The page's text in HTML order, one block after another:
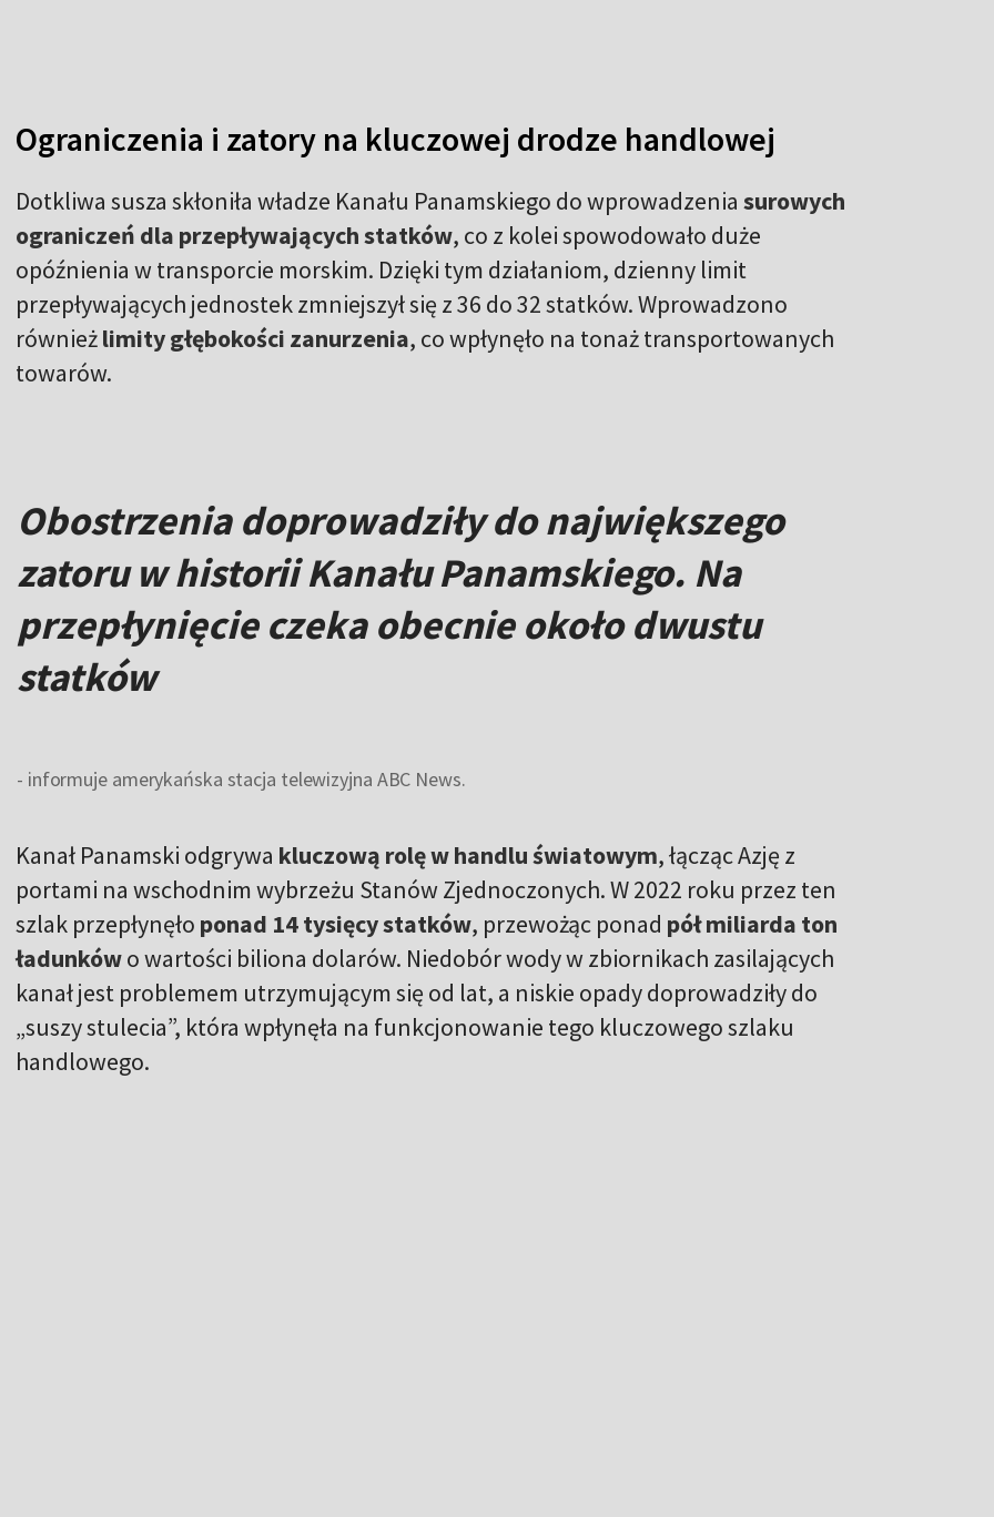
Ograniczenia i zatory na kluczowej drodze handlowej
Dotkliwa susza skłoniła władze Kanału Panamskiego do wprowadzenia surowych
ograniczeń dla przepływających statków, co z kolei spowodowało duże
opóźnienia w transporcie morskim. Dzięki tym działaniom, dzienny limit
przepływających jednostek zmniejszył się z 36 do 32 statków. Wprowadzono
równieżlimity głębokości zanurzenia, co wpłynęło na tonaż transportowanych
towarów.
Obostrzenia doprowadziły do największego
zatoru w historii Kanału Panamskiego. Na
przepłynięcie czeka obecnie około dwustu
statków
- informuje amerykańska stacja telewizyjna ABC News.
Kanał Panamski odgrywa kluczową rolę w handlu światowym, łącząc Azję z
portami na wschodnim wybrzeżu Stanów Zjednoczonych. W 2022 roku przez ten
szlak przepłynęło ponad 14 tysięcy statków, przewożąc ponad pół miliarda ton
ładunkówo wartości biliona dolarów. Niedobór wody w zbiornikach zasilających
kanał jest problemem utrzymującym się od lat, a niskie opady doprowadziły do
„suszy stulecia”, która wpłynęła na funkcjonowanie tego kluczowego szlaku
handlowego.